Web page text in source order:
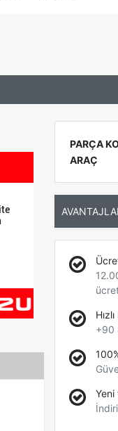
PARÇA
ARAÇ
+90